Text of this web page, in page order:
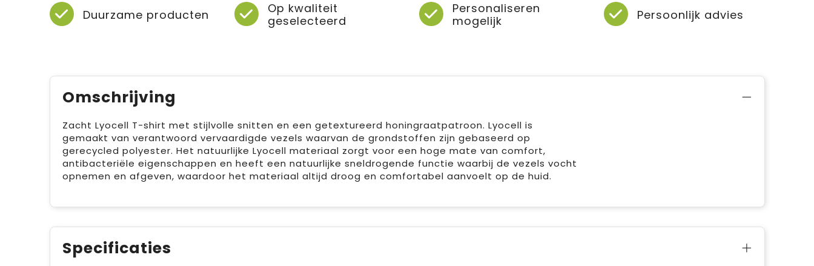
Duurzame producten
Op kwaliteit
geselecteerd
Personaliseren
mogelijk
Persoonlijk advies
Omschrijving
Zacht Lyocell T-shirt met stijlvolle snitten en een getextureerd honingraatpatroon. Lyocell is
gemaakt van verantwoord vervaardigde vezels waarvan de grondstoffen zijn gebaseerd op
gerecycled polyester. Het natuurlijke Lyocell materiaal zorgt voor een hoge mate van comfort,
antibacteriële eigenschappen en heeft een natuurlijke sneldrogende functie waarbij de vezels vocht
opnemen en afgeven, waardoor het materiaal altijd droog en comfortabel aanvoelt op de huid.
Specificaties